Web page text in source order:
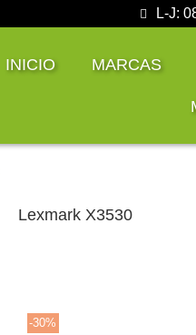
L-J:
INICIO MARCAS
Lexmark X3530
-30%